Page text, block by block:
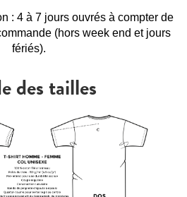
: 4 à 7 jours ouvrés à compter de
(hors week end et jours
fériés).
des tailles